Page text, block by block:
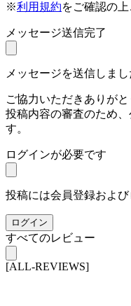
※利用規約をご確認の
メッセージ送信完了
メッセージを送信しまし
ご協力いただきありがと
投稿内容の審査のため
す。
ログインが必要です
投稿には会員登録およ
ログイン
すべてのレビュー
[ALL-REVIEWS]